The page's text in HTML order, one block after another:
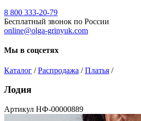
8 800 333-20-79
Бесплатный звонок по России
online@olga-grinyuk.com
Мы в соцсетях
Каталог / Распродажа / Платья /
Лодия
Артикул НФ-00000889